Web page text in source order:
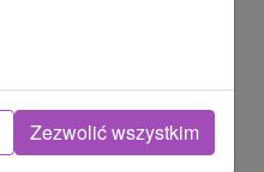
Zezwolić wszystkim